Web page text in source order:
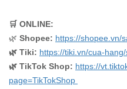
️🛒 ONLINE:
🌿 Shopee: https://shopee.vn/
🌿 Tiki: https://tiki.vn/cua-
🌿 TikTok Shop: https://
page=TikTokShop